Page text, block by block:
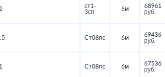
ст1-
3сп
6м
68961
руб.
Ст08пс 6м
69436
руб.
Ст08пс 6м
67536
руб.